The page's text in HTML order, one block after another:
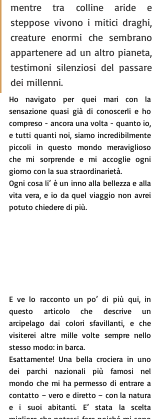
mentre tra colline aride e
steppose vivono i mitici draghi,
creature enormi che sembrano
appartenere ad un altro pianeta,
testimoni silenziosi del passare
dei millenni.
Ho navigato per quei mari con la
sensazione quasi già di conoscerli e ho
compreso - ancora una volta - quanto io,
e tutti quanti noi, siamo incredibilmente
piccoli in questo mondo meraviglioso
che mi sorprende e mi accoglie ogni
giorno con la sua straordinarietà.
Ogni cosa li’ è un inno alla bellezza e alla
vita vera, e io da quel viaggio non avrei
potuto chiedere di più.
E ve lo racconto un po’ di più qui, in
questo articolo che descrive un
arcipelago dai colori sfavillanti, e che
visiterei altre mille volte sempre nello
stesso modo: in barca.
Esattamente! Una bella crociera in uno
dei parchi nazionali più famosi nel
mondo che mi ha permesso di entrare a
contatto – vero e diretto – con la natura
e i suoi abitanti. E’ stata la scelta